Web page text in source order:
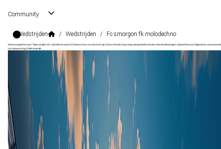
Community
Wedstrijden / Wedstrijden / Fc smorgon fk molodechno
Wat kost gokken jou? Stop op tijd | 18+ | loketkansspel.nl | Gokken kan verslavend zijn | Deze boodschap mag niet gedeeld worden met minderjarigen | Speel bewust | Algemene
van toepassing | #Advertentie
Premier League , Wit-Rusland
FC Smorgon
Premier League
, Wit-Rusland
FK Molodechno
Alle wedstrijden
FC Smorgon - FK Molodechno